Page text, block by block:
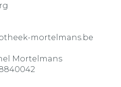
mortelmans.be
Mortelmans